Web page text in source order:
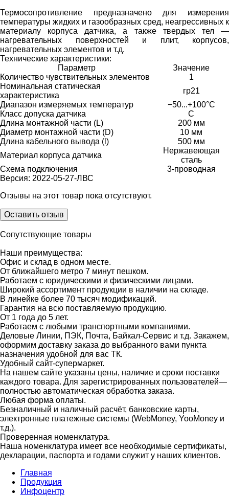
Термосопротивление предназначено для измерения
температуры жидких и газообразных сред, неагрессивных к
материалу корпуса датчика, а также твердых тел —
нагревательных поверхностей и плит, корпусов,
нагревательных элементов и т.д.
Технические характеристики:
Параметр
Значение
Количество чувствительных элементов
1
Номинальная статическая
характеристика
гр21
Диапазон измеряемых температур
−50...+100°С
Класс допуска датчика
C
Длина монтажной части (L)
200 мм
Диаметр монтажной части (D)
10 мм
Длина кабельного вывода (l)
500 мм
Материал корпуса датчика
Нержавеющая
сталь
Схема подключения
3-проводная
Версия: 2022-05-27-ЛВС
Отзывы на этот товар пока отсутствуют.
Оставить отзыв
Сопутствующие товары
Наши преимущества:
Офис и склад в одном месте.
От ближайшего метро 7 минут пешком.
Работаем с юридическими и физическими лицами.
Широкий ассортимент продукции в наличии на складе.
В линейке более 70 тысяч модификаций.
Гарантия на всю поставляемую продукцию.
От 1 года до 5 лет.
Работаем с любыми транспортными компаниями.
Деловые Линии, ПЭК, Почта, Байкал-Сервис и т.д. Закажем,
оформим доставку заказа до выбранного вами пункта
назначения удобной для вас ТК.
Удобный сайт-супермаркет.
На нашем сайте указаны цены, наличие и сроки поставки
каждого товара. Для зарегистрированных пользователей—
полностью автоматическая обработка заказа.
Любая форма оплаты.
Безналичный и наличный расчёт, банковские карты,
электронные платежные системы (WebMoney, YooMoney и
т.д.).
Проверенная номенклатура.
Наша номенклатура имеет все необходимые сертификаты,
декларации, паспорта и годами служит у наших клиентов.
Главная
Продукция
Инфоцентр